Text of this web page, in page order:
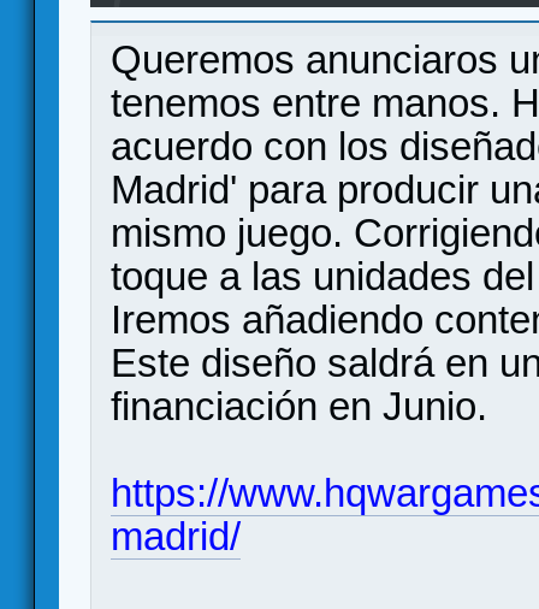
Headquarter: Asalto a Madrid
Queremos anunciaros
tenemos entre manos.
acuerdo con los
Madrid' para producir
mismo juego.
toque a las unidades
Iremos añadiendo
Este diseño saldrá en
financiación en Junio.
https://
madrid/